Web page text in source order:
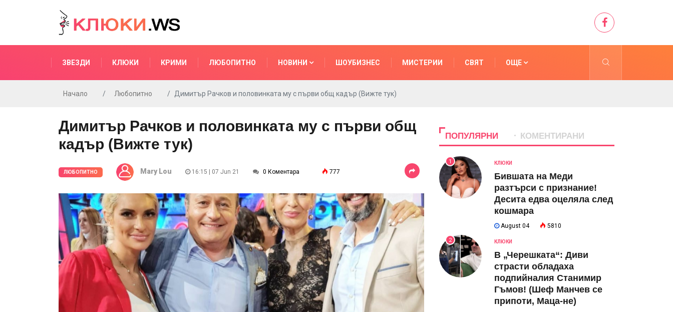
ЗВЕЗДИ КЛЮКИ КРИМИ ЛЮБОПИТНО НОВИНИ ШОУБИЗНЕС МИСТЕРИИ СВЯТ ОЩЕ
Начало Любопитно Димитър Рачков и половинката му с първи общ кадър (Вижте тук)
Димитър Рачков и половинката му с първи общ
кадър (Вижте тук)
ЛЮБОПИТНО Mary Lou 16:15 | 07 Jun 21 0 Коментара 777
ПОПУЛЯРНИ КОМЕНТИРАНИ
1 КЛЮКИ
Бившата на Меди
разтърси с признание!
Десита едва оцеляла след
кошмара
August 04 5810
2 КЛЮКИ
В „Черешката“: Диви
страсти обладаха
подпийналия Станимир
Гъмов! (Шеф Манчев се
припоти, Маца-не)